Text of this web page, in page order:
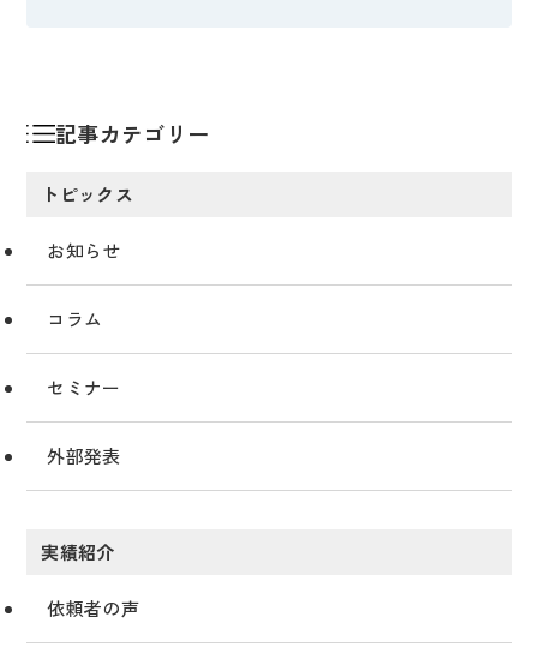
記事カテゴリー
トピックス
お知らせ
コラム
セミナー
外部発表
実績紹介
依頼者の声